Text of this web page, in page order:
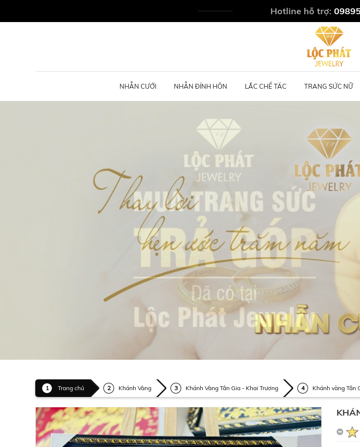
Hotline hỗ trợ:
NHẪN CƯỚI NHẪN ĐÍNH HÔN LẮC CHẾ TÁC TRANG SỨC NỮ
Trang chủ Khánh Vàng Khánh Vàng Tân Gia - Khai Trương Khánh vàng Tân